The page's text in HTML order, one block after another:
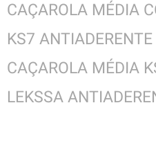
CAÇAROLA MÉDIA
KS7
CAÇAROLA MÉDIA
LEKSSA